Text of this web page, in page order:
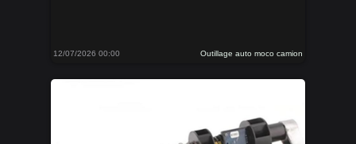
12/07/2026 00:00 Outillage auto moco camion